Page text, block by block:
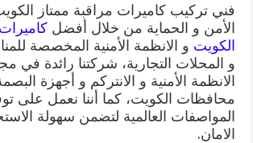
فني تركيب كاميرات مراقبة ممتاز
الأمن و الحماية من خلال أفضل
الكويت و الانظمة الأمنية المخصصة
و المحلات التجارية، شركتنا رائدة في
الانظمة الأمنية و الانتركم و أجهزة
محافظات الكويت، كما أننا نعمل على
المواصفات العالمية لتضمن سهولة
الامان.